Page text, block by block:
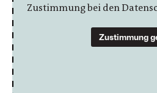
Zustimmung bei den
Zustimmung